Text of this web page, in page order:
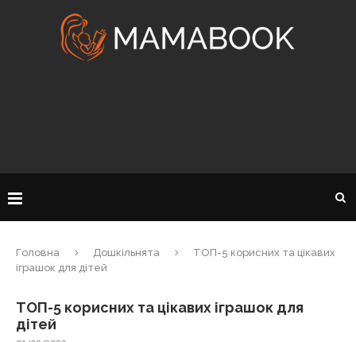
Головна Дошкільнята
ТОП-5 корисних та цікавих
іграшок для дітей
ТОП-5 корисних та цікавих іграшок для
дітей